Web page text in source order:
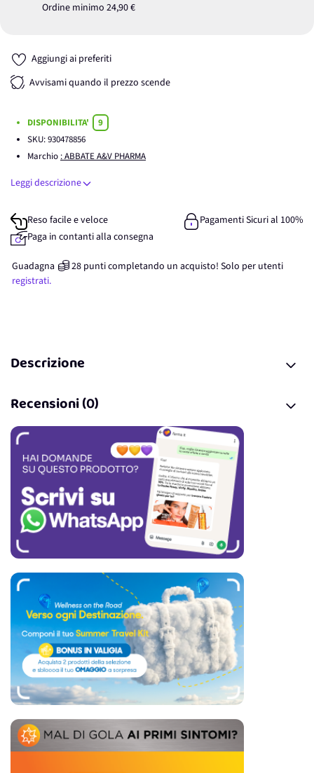
Ordine minimo 24,90 €
Aggiungi ai preferiti
Avvisami quando il prezzo scende
DISPONIBILITA'
9
SKU:930478856
Marchio : ABBATE A&V PHARMA
Leggi descrizione
Reso facile e veloce
Pagamenti Sicuri al 100%
Paga in contanti alla consegna
Guadagna 28 punticompletando un acquisto! Solo per utenti
registrati.
Descrizione
Recensioni (0)